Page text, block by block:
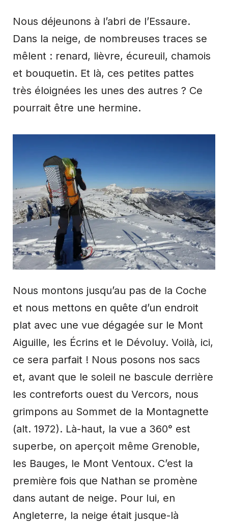
Nous déjeunons à l’abri de l’Essaure.
Dans la neige, de nombreuses traces se
mêlent : renard, lièvre, écureuil, chamois
et bouquetin. Et là, ces petites pattes
très éloignées les unes des autres ? Ce
pourrait être une hermine.
Nous montons jusqu’au pas de la Coche
et nous mettons en quête d’un endroit
plat avec une vue dégagée sur le Mont
Aiguille, les Écrins et le Dévoluy. Voilà, ici,
ce sera parfait ! Nous posons nos sacs
et, avant que le soleil ne bascule derrière
les contreforts ouest du Vercors, nous
grimpons au Sommet de la Montagnette
(alt. 1972). Là-haut, la vue a 360° est
superbe, on aperçoit même Grenoble,
les Bauges, le Mont Ventoux. C’est la
première fois que Nathan se promène
dans autant de neige. Pour lui, en
Angleterre, la neige était jusque-là